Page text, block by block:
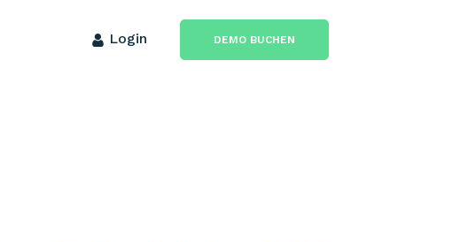
Login DEMO BUCHEN